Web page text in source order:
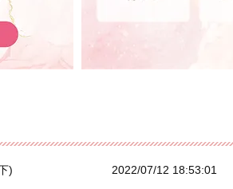
) 2022/07/12 18:53:01